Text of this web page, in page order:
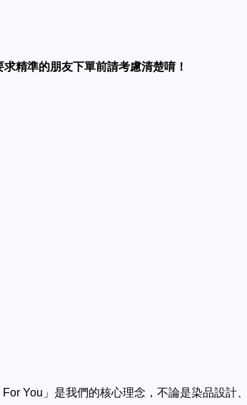
精準的朋友下單前請考慮清楚唷！
You」是我們的核心理念，不論是染品設計